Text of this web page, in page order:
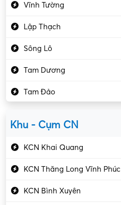
Kiểm soát chất lượng
Kỹ sư cơ khí
Kỹ sư điện
Kỹ thuật cao
Kỹ thuật mạng – IT
Vĩnh Tường
Lập Thạch
Sông Lô
Tam Dương
Tam Đảo
Khu - Cụm CN
KCN Khai Quang
KCN Thăng Long Vĩnh Phúc
KCN Bình Xuyên